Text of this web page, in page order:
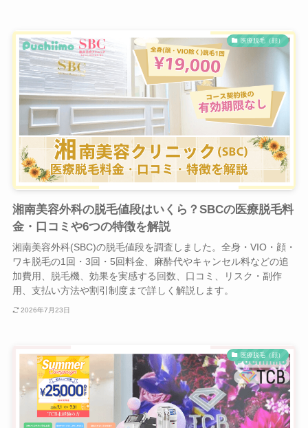
医療脱毛（顔）
湘南美容外科の脱毛値段はいくら？SBCの医療脱毛料
金・口コミや6つの特徴を解説
湘南美容外科(SBC)の脱毛値段を調査しました。全身・VIO・顔・
ワキ脱毛の1回・3回・5回料金、麻酔代やキャンセル料などの追
加費用、脱毛機、効果を実感する回数、口コミ、リスク・副作
用、支払い方法や割引制度まで詳しく解説します。
2026年7月23日
医療脱毛（顔）